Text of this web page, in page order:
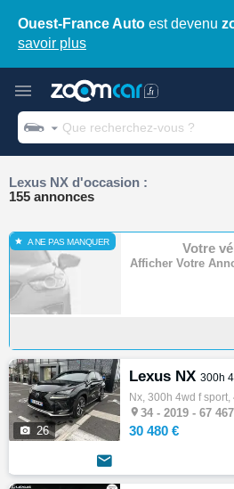
Ouest-France Auto est devenu
savoir plus
Lexus NX d'occasion :
155 annonces
A NE PAS MANQUER Votre
 26
Lexus NX 300h
 34 - 2019 - 67 467 Km
30 480 €
